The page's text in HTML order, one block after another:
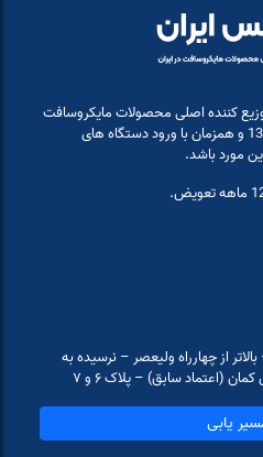
کننده اصلی محصولات مایکروسافت
در ایران، مفتخر است که از سال 1391 و همزمان با ورود دستگاه های
مورد باشد.
از چهارراه ولیعصر – نرسیده به
(اعتماد سابق) – پلاک ۶ و ۷
یابی